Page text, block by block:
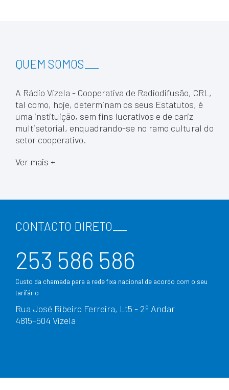
QUEM SOMOS
A Rádio Vizela - Cooperativa de Radiodifusão, CRL,
tal como, hoje, determinam os seus Estatutos, é
uma instituição, sem fins lucrativos e de cariz
multisetorial, enquadrando-se no ramo cultural do
setor cooperativo.
Ver mais +
CONTACTO DIRETO
253 586 586
Custo da chamada para a rede fixa nacional de acordo com o seu
tarifário
Rua José Ribeiro Ferreira, Lt5 - 2º Andar
4815–504 Vizela